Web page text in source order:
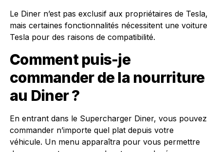
Le Diner n’est pas exclusif aux propriétaires de Tesla,
mais certaines fonctionnalités nécessitent une voiture
Tesla pour des raisons de compatibilité.
Comment puis-je
commander de la nourriture
au Diner ?
En entrant dans le Supercharger Diner, vous pouvez
commander n’importe quel plat depuis votre
véhicule. Un menu apparaîtra pour vous permettre